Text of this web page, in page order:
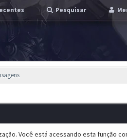
Pesquisar
Você está acessando esta função